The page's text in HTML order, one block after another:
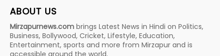
ABOUT US
Mirzapurnews.com brings Latest News in Hindi on Politics,
Business, Bollywood, Cricket, Lifestyle, Education,
Entertainment, sports and more from Mirzapur and is
accessible around the world.